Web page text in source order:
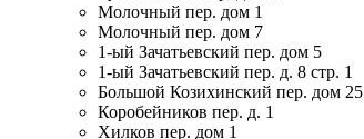
Молочный пер. дом 1
Молочный пер. дом 7
1-ый Зачатьевский пер. дом 5
1-ый Зачатьевский пер. д. 8 стр. 1
Большой Козихинский пер. дом 25
Коробейников пер. д. 1
Хилков пер. дом 1